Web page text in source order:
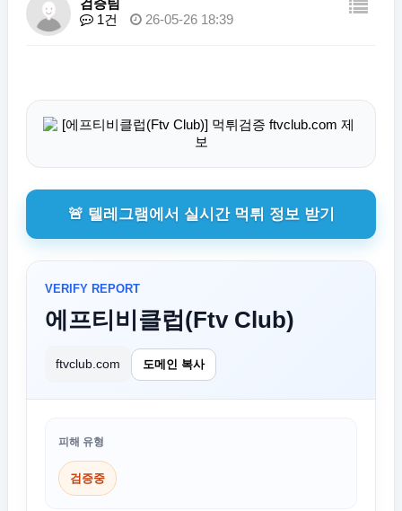
검증팀
1건
26-05-26 18:39
🚨 텔레그램에서 실시간 먹튀 정보 받기
VERIFY REPORT
에프티비클럽(Ftv Club)
ftvclub.com 도메인 복사
피해 유형
검증중